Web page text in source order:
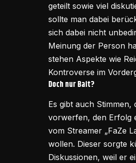
geteilt sowie viel
sollte man dabei
sich dabei nicht
Meinung der Person
stehen Aspekte wie
Kontroverse im
Doch nur Bait?
Es gibt auch Stimmen,
vorwerfen, den Erfolg
vom Streamer „FaZe
wollen. Dieser sorgte
Diskussionen, weil er